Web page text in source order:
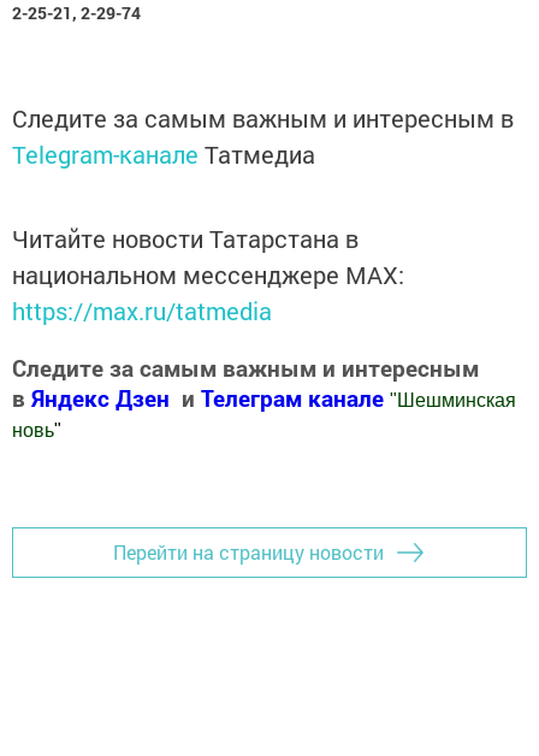
2-25-21, 2-29-74
Следите за самым важным и интересным в
Telegram-канале Татмедиа
Читайте новости Татарстана в
национальном мессенджере MАХ:
https://max.ru/tatmedia
Следите за самым важным и интересным
в Яндекс Дзен и Телеграм канале " Шешминская
новь"
Перейти на страницу новости